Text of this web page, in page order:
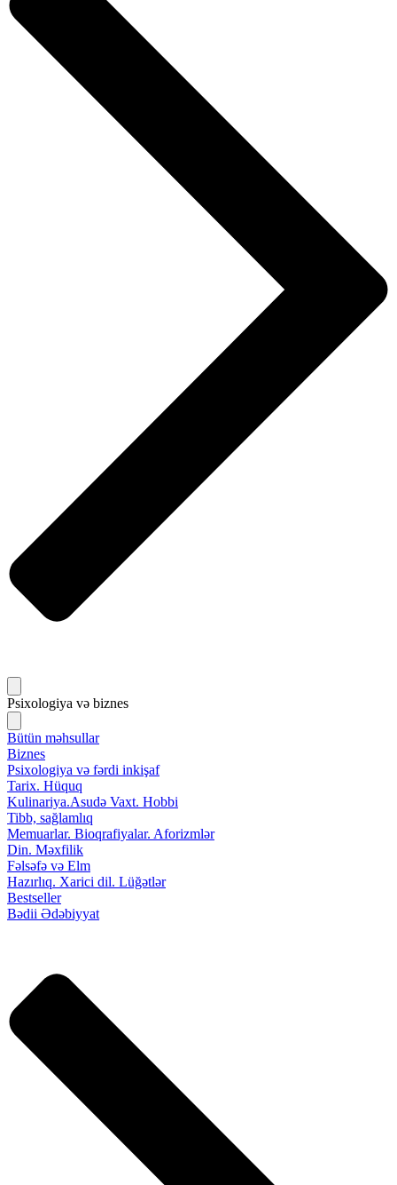
Psixologiya və biznes
Bütün məhsullar
Biznes
Psixologiya və fərdi inkişaf
Tarix. Hüquq
Kulinariya.Asudə Vaxt. Hobbi
Tibb, sağlamlıq
Memuarlar. Bioqrafiyalar. Aforizmlər
Din. Məxfilik
Fəlsəfə və Elm
Hazırlıq. Xarici dil. Lüğətlər
Bestseller
Bədii Ədəbiyyat